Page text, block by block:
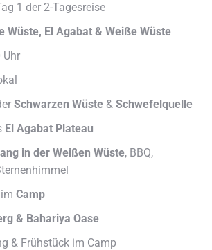
1 der 2-Tagesreise
Wüste, El Agabat & Weiße Wüste
Uhr
Schwarzen Wüste & Schwefelquelle
El Agabat Plateau
in der Weißen Wüste, BBQ,
Camp
& Bahariya Oase
& Frühstück im Camp